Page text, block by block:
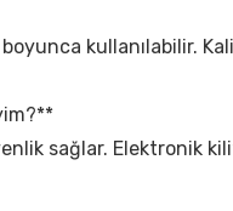
boyunca kullanılabilir.
sağlar. Elektronik